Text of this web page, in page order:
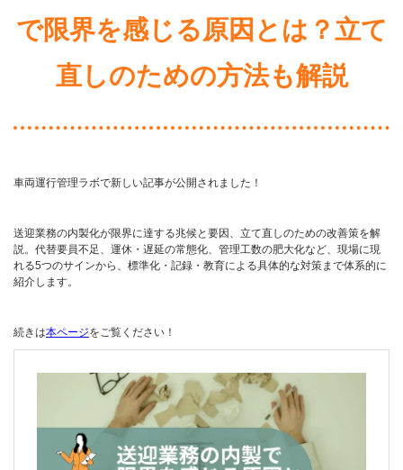
で限界を感じる原因とは？立て
直しのための方法も解説
車両運行管理ラボで新しい記事が公開されました！
送迎業務の内製化が限界に達する兆候と要因、立て直しのための改善策を解
説。代替要員不足、運休・遅延の常態化、管理工数の肥大化など、現場に現
れる5つのサインから、標準化・記録・教育による具体的な対策まで体系的に
紹介します。
続きは本ページをご覧ください！